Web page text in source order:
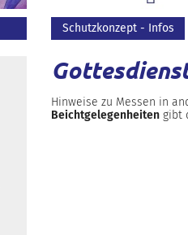
Schutzkonzept - Infos
Hinweise zu Messen in
Beichtgelegenheiten gibt